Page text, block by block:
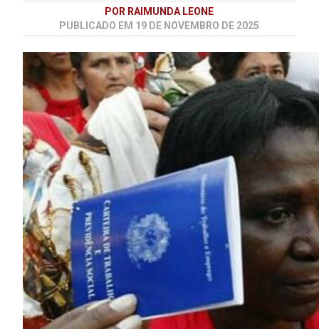
POR RAIMUNDA LEONE
PUBLICADO EM 19 DE NOVEMBRO DE 2025